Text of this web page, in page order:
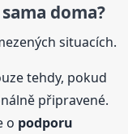
doma?
situacích.
tehdy, pokud
připravené.
o podporu